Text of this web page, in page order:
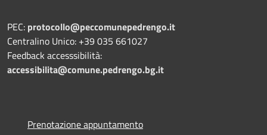
PEC: protocollo@peccomunepedrengo.it
Centralino Unico: +39 035 661027
Feedback accesssibilità:
accessibilita@comune.pedrengo.bg.it
Prenotazione appuntamento